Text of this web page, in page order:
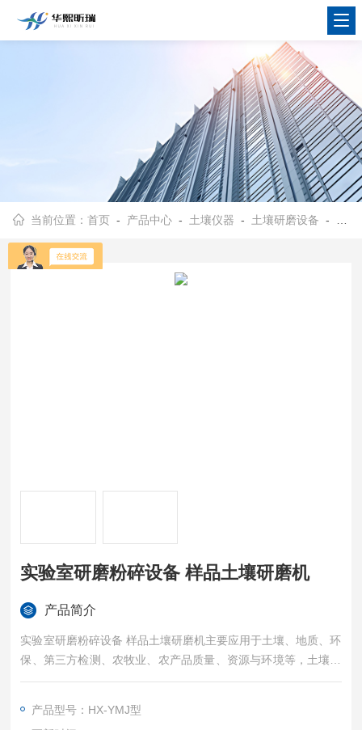
当前位置：首页 - 产品中心 - 土壤仪器 - 土壤研磨设备 - HX-YMJ型实验室研磨粉碎设备 样品土壤研磨机
实验室研磨粉碎设备 样品土壤研磨机
产品简介
实验室研磨粉碎设备 样品土壤研磨机主要应用于土壤、地质、环
保、第三方检测、农牧业、农产品质量、资源与环境等，土壤制
样、重金属分析。土壤研磨仪 是混合、细磨、小样制备、新产品
率高、噪声低（每次实验可同时获得四个样品）。
产品型号：HX-YMJ型